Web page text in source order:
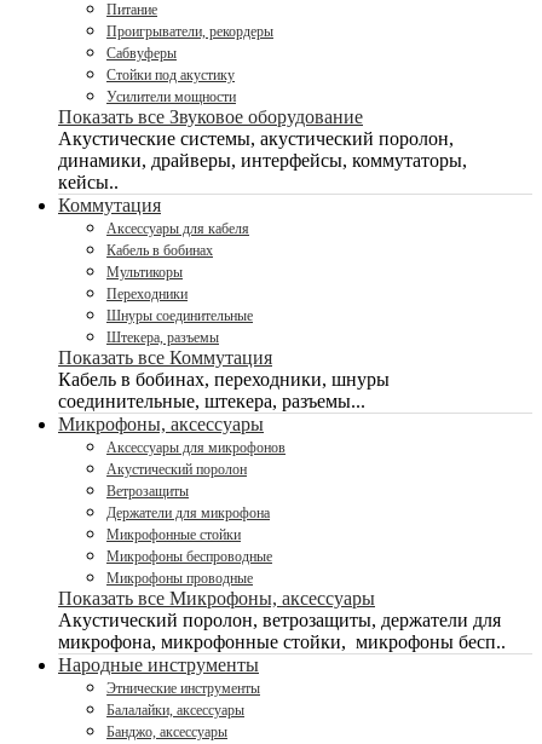
Питание
Проигрыватели, рекордеры
Сабвуферы
Стойки под акустику
Усилители мощности
Показать все Звуковое оборудование
Акустические системы, акустический поролон,
динамики, драйверы, интерфейсы, коммутаторы,
кейсы..
Коммутация
Аксессуары для кабеля
Кабель в бобинах
Мультикоры
Переходники
Шнуры соединительные
Штекера, разъемы
Показать все Коммутация
Кабель в бобинах, переходники, шнуры
соединительные, штекера, разъемы...
Микрофоны, аксессуары
Аксессуары для микрофонов
Акустический поролон
Ветрозащиты
Держатели для микрофона
Микрофонные стойки
Микрофоны беспроводные
Микрофоны проводные
Показать все Микрофоны, аксессуары
Акустический поролон, ветрозащиты, держатели для
микрофона, микрофонные стойки, микрофоны бесп..
Народные инструменты
Этнические инструменты
Балалайки, аксессуары
Банджо, аксессуары